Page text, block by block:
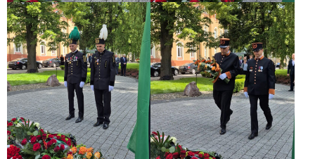
OCHRONY
PRACY
przy
SEJMIE
RP
SZKOLENIA
I
SEMINARIA